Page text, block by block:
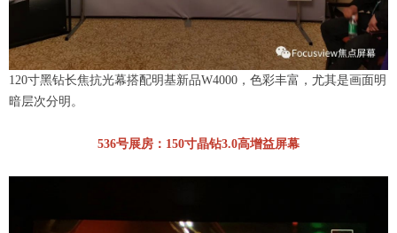
120寸黑钻长焦抗光幕搭配明基新品W4000，色彩丰富，尤其是画面明
暗层次分明。
536号展房：150寸晶钻3.0高增益屏幕